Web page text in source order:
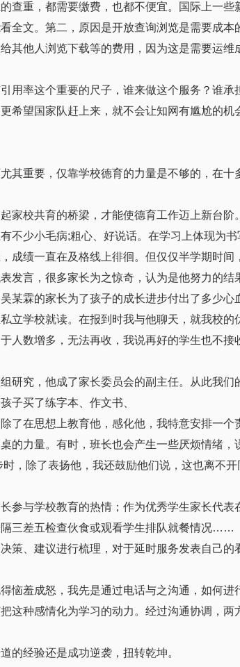
查重，都需要缴费，也都不便宜。国际上一些
全文。第二，原因是开放查询浏览是需要成本
其他人浏览下载等的费用，因为这是需要运维
用率这个重要的尺子，谁来做这个服务？谁承
希望国家队赶上来，就不会让知网有尴尬的机
其重要，仅靠学校德育的力量是不够的，在十
家校共育的桥梁，才能使德育工作迈上新台阶。
不少小毛病;粗心、好说话。在学习上体现为
成绩一直在及格线上徘徊。但仅仅半学期时间
发言，很多家长为之惊奇，认为是他努力的结
某霖的家长为了孩子的成长进步付出了多少心
立学校就读。在报到时我与他聊天，就我校的
人数增多，无法再收，我说再好的学生也不接
研究，他成了家长委员会的副主任。从此我们
子买了练字本、作文书、
在思想上教育他，感化他，我特意安排一个
的力量。有时，班长也会产生一些厌烦情绪，
，除了表扬他，我还鼓励他们说，这也离不开
参与学校教育的热情；作为优秀学生家长代表
三差五检查伙食或观看学生排队就餐情况……
策、建议进行梳理，对于延时服务发表自己的
恼羞成怒，我先是通过电话与之沟通，如何进
这种感情化为学习的动力。经过沟通协调，两
的经验还是成功逆袭，扭转乾坤。